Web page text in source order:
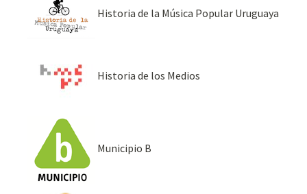
Historia de la Música Popular Uruguaya
Historia de los Medios
Municipio B